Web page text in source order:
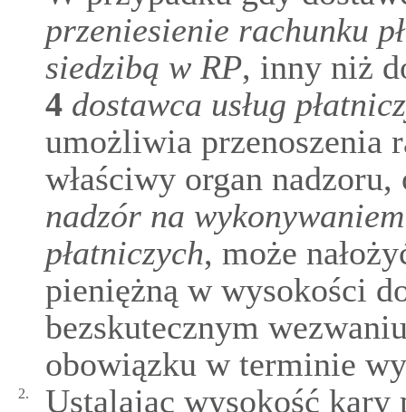
przeniesienie rachunku
siedzibą w RP, inny niż
4 dostawca usług
umożliwia przenoszenia
właściwy organ
nadzór na
płatniczych, może
pieniężną w wysokości
bezskutecznym
obowiązku w terminie
2.
Ustalając wysokość